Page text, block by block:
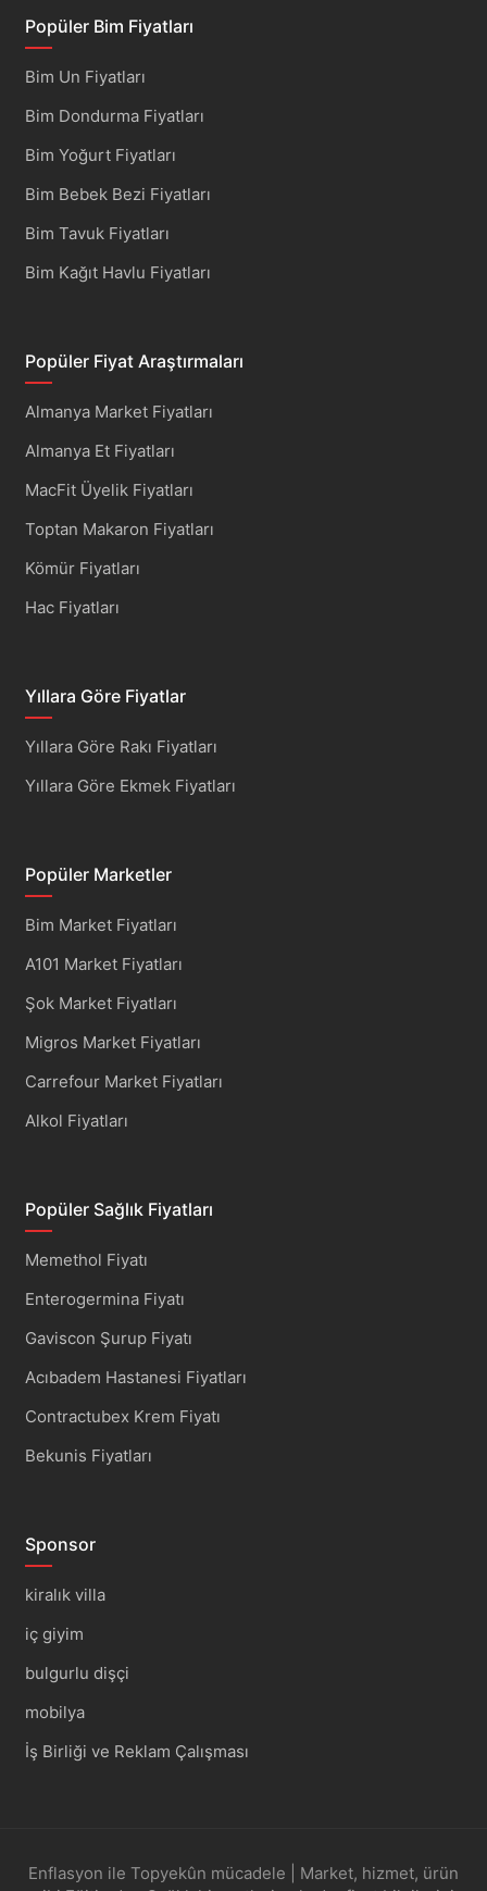
Popüler Bim Fiyatları
Bim Un Fiyatları
Bim Dondurma Fiyatları
Bim Yoğurt Fiyatları
Bim Bebek Bezi Fiyatları
Bim Tavuk Fiyatları
Bim Kağıt Havlu Fiyatları
Popüler Fiyat Araştırmaları
Almanya Market Fiyatları
Almanya Et Fiyatları
MacFit Üyelik Fiyatları
Toptan Makaron Fiyatları
Kömür Fiyatları
Hac Fiyatları
Yıllara Göre Fiyatlar
Yıllara Göre Rakı Fiyatları
Yıllara Göre Ekmek Fiyatları
Popüler Marketler
Bim Market Fiyatları
A101 Market Fiyatları
Şok Market Fiyatları
Migros Market Fiyatları
Carrefour Market Fiyatları
Alkol Fiyatları
Popüler Sağlık Fiyatları
Memethol Fiyatı
Enterogermina Fiyatı
Gaviscon Şurup Fiyatı
Acıbadem Hastanesi Fiyatları
Contractubex Krem Fiyatı
Bekunis Fiyatları
Sponsor
kiralık villa
iç giyim
bulgurlu dişçi
mobilya
İş Birliği ve Reklam Çalışması
Enflasyon ile Topyekûn mücadele | Market, hizmet, ürün